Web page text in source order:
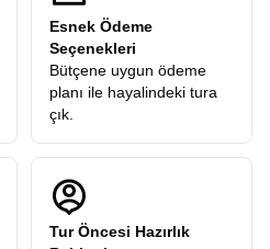
Esnek Ödeme
Seçenekleri
Bütçene uygun ödeme
planı ile hayalindeki tura
çık.
Tur Öncesi Hazırlık